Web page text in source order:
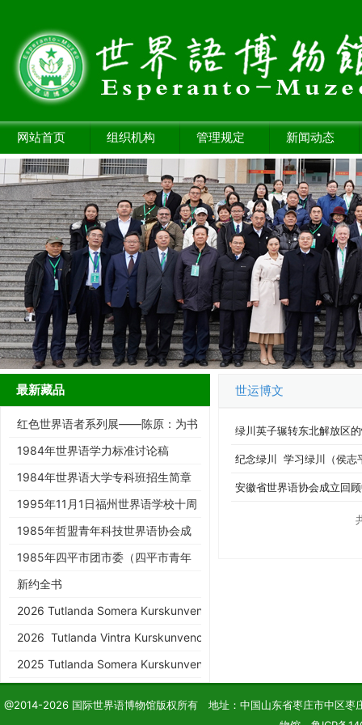
网站首页 组织机构 管理规定 新闻动态
最新藏品
红色世界语者系列展——陈原：为书
而生的跨界智者
1984年世界语学力标准讨论稿
1984年世界语大学专科班招生简章
1995年11月1日福州世界语学校十周
年庆典请柬
1985年哲盟青年科技世界语协会成
立大会请柬
1985年四平市团市委（四平市青年
世协筹）请柬
新约全书
2026 Tutlanda Somera Kurskunveno de KEA
2026 Tutlanda Vintra Kurskunveno de KEA
2025 Tutlanda Somera Kurskunveno de KEA
世运博文
绿川英子辗转东北解放区
纪念绿川 学习绿川（侯志
安徽省世界语协会成立回
@2014-2026 国际世界语博物馆版权所有 地址：中国山东省枣庄市中区